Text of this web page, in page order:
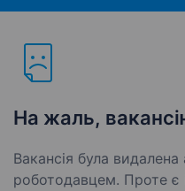
На жаль,
Вакансія була
роботодавцем. Проте є